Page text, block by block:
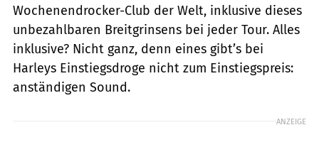
Wochenendrocker-Club der Welt, inklusive dieses
unbezahlbaren Breitgrinsens bei jeder Tour. Alles
inklusive? Nicht ganz, denn eines gibt’s bei
Harleys Einstiegsdroge nicht zum Einstiegspreis:
anständigen Sound.
ANZEIGE